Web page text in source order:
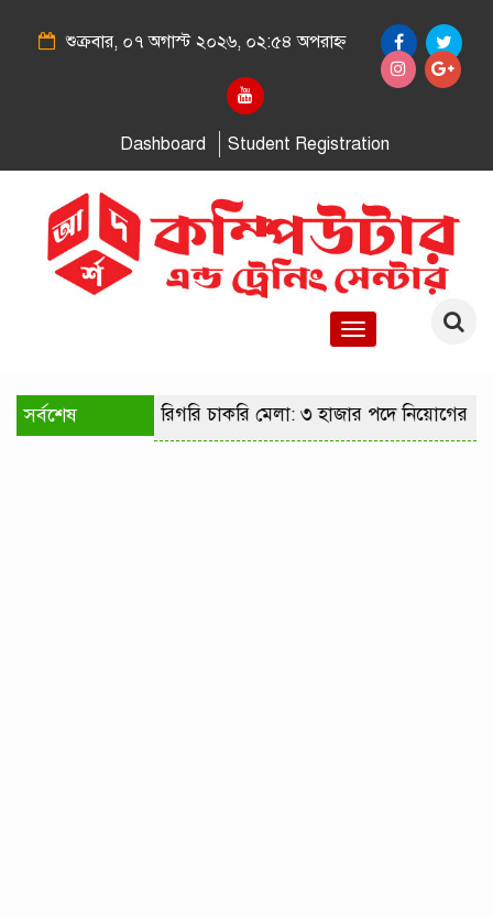
শুক্রবার, ০৭ অগাস্ট ২০২৬, ০২:৫৪ অপরাহ্ন
Dashboard Student Registration
Toggle
সর্বশেষ
রাজধানীতে কারিগরি চাকরি মেলা: ৩ হাজার পদে নিয়োগের